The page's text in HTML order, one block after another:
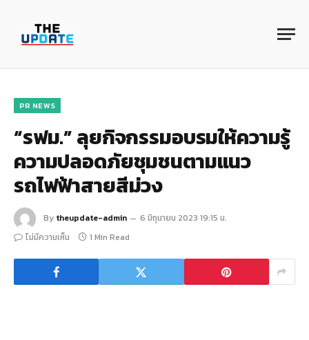
PR NEWS
“รฟม.” ลุยกิจกรรมอบรมให้ความรู้
ความปลอดภัยชุมชนตามแนว
รถไฟฟ้าสายสีม่วง
By theupdate-admin
6 มิถุนายน 2023 19:15 น.
ไม่มีความเห็น
1 Min Read